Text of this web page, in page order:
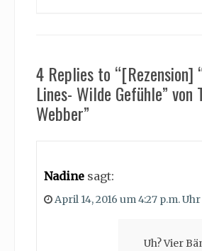
4 Replies to “[Rezension]
Lines- Wilde Gefühle” von
Webber”
Nadine sagt:
April 14, 2016 um 4:27 p.m. Uhr
Uh? Vier